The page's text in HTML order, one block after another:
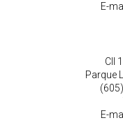
E-
Cll
Parque
E-